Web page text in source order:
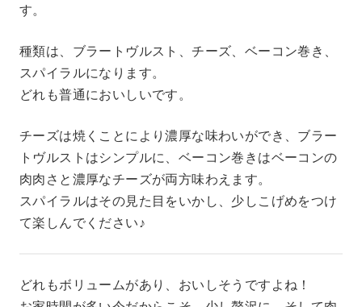
す。
種類は、ブラートヴルスト、チーズ、ベーコン巻き、
スパイラルになります。
どれも普通においしいです。
チーズは焼くことにより濃厚な味わいができ、ブラー
トヴルストはシンプルに、ベーコン巻きはベーコンの
肉肉さと濃厚なチーズが両方味わえます。
スパイラルはその見た目をいかし、少しこげめをつけ
て楽しんでください♪
どれもボリュームがあり、おいしそうですよね！